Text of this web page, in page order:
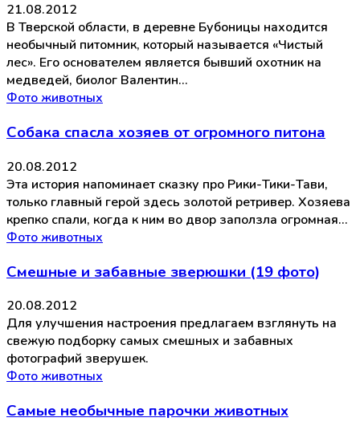
21.08.2012
В Тверской области, в деревне Бубоницы находится
необычный питомник, который называется «Чистый
лес». Его основателем является бывший охотник на
медведей, биолог Валентин…
Фото животных
Собака спасла хозяев от огромного питона
20.08.2012
Эта история напоминает сказку про Рики-Тики-Тави,
только главный герой здесь золотой ретривер. Хозяева
крепко спали, когда к ним во двор заползла огромная…
Фото животных
Смешные и забавные зверюшки (19 фото)
20.08.2012
Для улучшения настроения предлагаем взглянуть на
свежую подборку самых смешных и забавных
фотографий зверушек.
Фото животных
Самые необычные парочки животных